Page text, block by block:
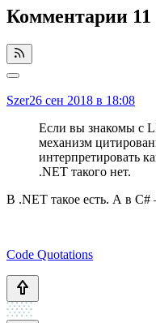
Комментарии 11
Szer26 сен 2018 в 18:08
Если вы знакомы с
механизм
интерпретировать
.NET такого нет.
В .NET такое есть. А в C#
Code Quotations